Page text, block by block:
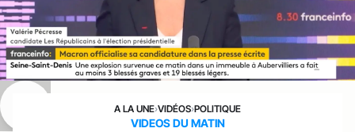
A LA UNE›VIDÉOS›POLITIQUE
VIDEOS DU MATIN